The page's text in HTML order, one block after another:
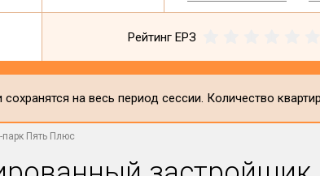
Рейтинг ЕРЗ
на весь период сессии. Количество
Пять Плюс